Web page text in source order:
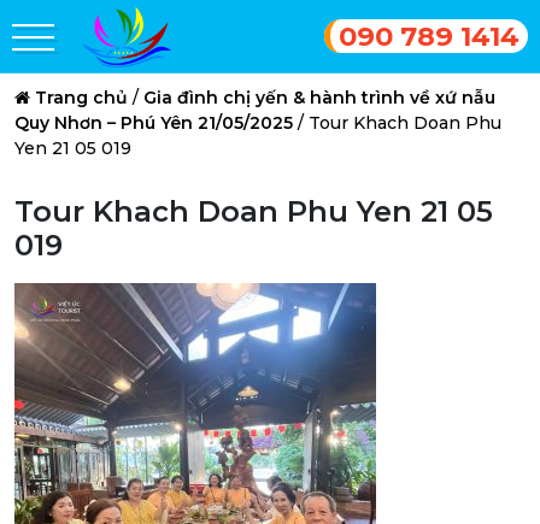
090 789 1414
Trang chủ / Gia đình chị yến & hành trình về xứ nẫu
Quy Nhơn – Phú Yên 21/05/2025 / Tour Khach Doan Phu
Yen 21 05 019
Tour Khach Doan Phu Yen 21 05
019